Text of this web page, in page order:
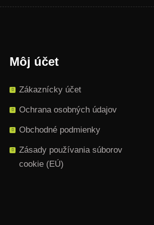
Môj účet
Zákaznícky účet
Ochrana osobných údajov
Obchodné podmienky
Zásady používania súborov
cookie (EÚ)